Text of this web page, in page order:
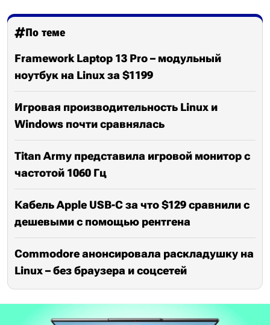
По теме
Framework Laptop 13 Pro – модульный
ноутбук на Linux за $1199
Игровая производительность Linux и
Windows почти сравнялась
Titan Army представила игровой монитор с
частотой 1060 Гц
Кабель Apple USB-C за что $129 сравнили с
дешевыми с помощью рентгена
Commodore анонсировала раскладушку на
Linux – без браузера и соцсетей